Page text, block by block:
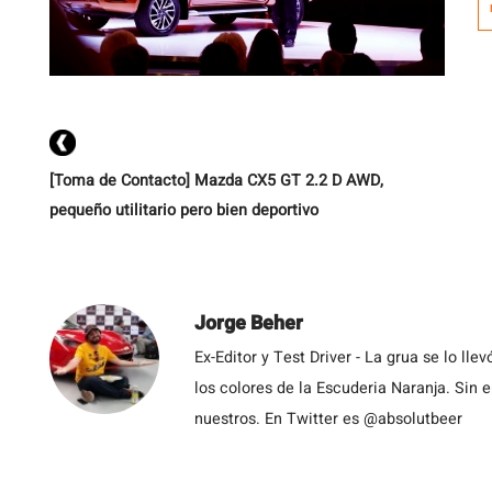
[Toma de Contacto] Mazda CX5 GT 2.2 D AWD,
pequeño utilitario pero bien deportivo
Jorge Beher
Ex-Editor y Test Driver - La grua se lo
los colores de la Escuderia Naranja. Sin
nuestros. En Twitter es @absolutbeer